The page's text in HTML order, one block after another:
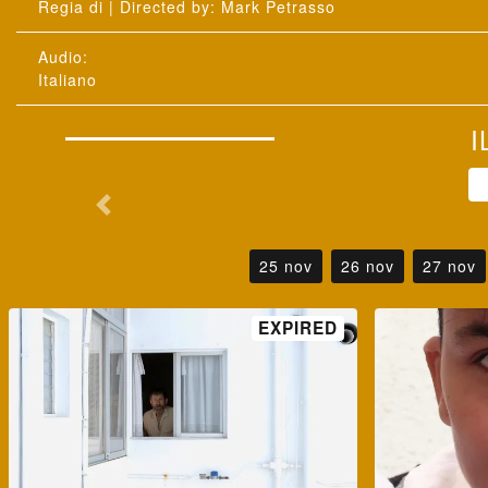
: Mark Petrasso
25 nov 26 nov 27 nov